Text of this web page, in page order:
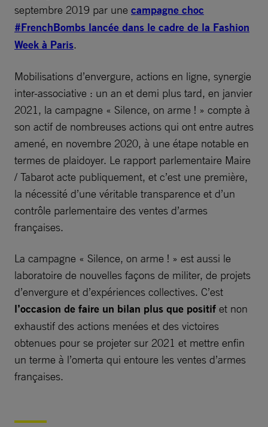
septembre 2019 par une campagne choc
#FrenchBombs lancée dans le cadre de la Fashion
Week à Paris.
Mobilisations d’envergure, actions en ligne, synergie
inter-associative : un an et demi plus tard, en janvier
2021, la campagne « Silence, on arme ! » compte à
son actif de nombreuses actions qui ont entre autres
amené, en novembre 2020, à une étape notable en
termes de plaidoyer. Le rapport parlementaire Maire
/ Tabarot acte publiquement, et c’est une première,
la nécessité d’une véritable transparence et d’un
contrôle parlementaire des ventes d’armes
françaises.
La campagne « Silence, on arme ! » est aussi le
laboratoire de nouvelles façons de militer, de projets
d’envergure et d’expériences collectives. C’est
l’occasion de faire un bilan plus que positif et non
exhaustif des actions menées et des victoires
obtenues pour se projeter sur 2021 et mettre enfin
un terme à l’omerta qui entoure les ventes d’armes
françaises.